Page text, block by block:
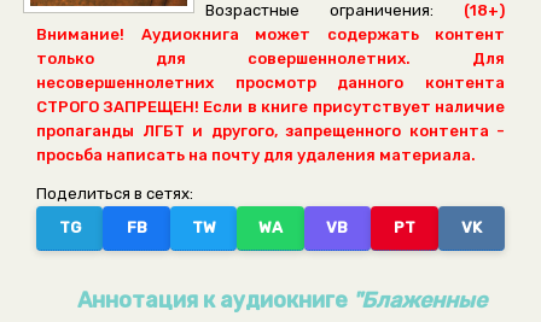
Возрастные ограничения:
(18+)
Внимание! Аудиокнига может содержать контент
только для совершеннолетних. Для
несовершеннолетних просмотр данного контента
СТРОГО ЗАПРЕЩЕН! Если в книге присутствует наличие
пропаганды ЛГБТ и другого, запрещенного контента -
просьба написать на почту для удаления материала.
Поделиться в сетях:
TG
FB TW WA VB PT VK
Аннотация к аудиокниге "Блаженные